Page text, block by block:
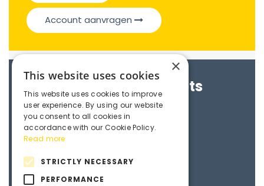
Account aanvragen
Brochures & Datasheets
Maedler e-catalogue
3D File
×
This website uses cookies
This website uses cookies to improve
user experience. By using our website
you consent to all cookies in
accordance with our Cookie Policy.
Read more
STRICTLY NECESSARY
PERFORMANCE